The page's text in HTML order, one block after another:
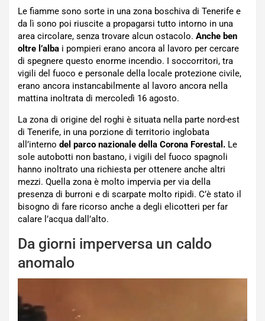
Le fiamme sono sorte in una zona boschiva di Tenerife e
da lì sono poi riuscite a propagarsi tutto intorno in una
area circolare, senza trovare alcun ostacolo. Anche ben
oltre l’alba i pompieri erano ancora al lavoro per cercare
di spegnere questo enorme incendio. I soccorritori, tra
vigili del fuoco e personale della locale protezione civile,
erano ancora instancabilmente al lavoro ancora nella
mattina inoltrata di mercoledì 16 agosto.
La zona di origine del roghi è situata nella parte nord-est
di Tenerife, in una porzione di territorio inglobata
all’interno del parco nazionale della Corona Forestal. Le
sole autobotti non bastano, i vigili del fuoco spagnoli
hanno inoltrato una richiesta per ottenere anche altri
mezzi. Quella zona è molto impervia per via della
presenza di burroni e di scarpate molto ripidi. C’è stato il
bisogno di fare ricorso anche a degli elicotteri per far
calare l’acqua dall’alto.
Da giorni imperversa un caldo
anomalo